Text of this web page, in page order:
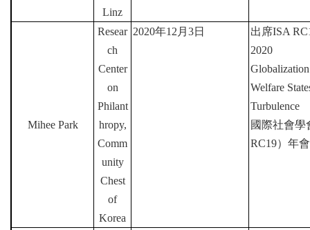
Linz
Mihee Park
Resear
ch
Center
on
Philant
hropy,
Comm
unity
Chest
of
Korea
2020年12 月 3日 出席ISA
2020
Welfare
Turbulence
國際社會學
RC19）年會